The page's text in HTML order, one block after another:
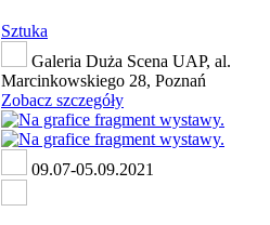
Sztuka
Galeria Duża Scena UAP, al.
Marcinkowskiego 28, Poznań
Zobacz szczegóły
09.07-05.09.2021